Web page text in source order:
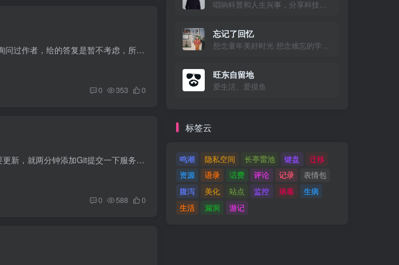
前言 众所周知，子比主题并不适配Gravatar头像，也去询问过作者，给的答复是暂不考虑，所以只能自己动手了。 参考文献 参考登山亦有道博客的文章《子比主题使用Cravatar代替原有头像》 修改教程...
0 353 0
这两天博客整的差不多了，也就没再折腾。今天友链需要更新，就两分钟添加Git提交一下服务器就好，结果发现右键没有VSCode打开文件夹了，这样就有点不太方便了，Bing搜索了一下，发现修改注册表...
0 588 0
唱响科普和人生兴事，分享科技与美好生活
忘记了回忆
想念童年美好时光 想念难忘的学生时代 想念初恋的感觉
旺东自留地
爱生活、爱摸鱼
标签云
鸣潮 隐私空间 长亭雷池 键盘
迁移
资源
语录 话费 评论 记录
表情包
腹泻
美化 站点 监控 病毒
生病
生活
漏洞 游记